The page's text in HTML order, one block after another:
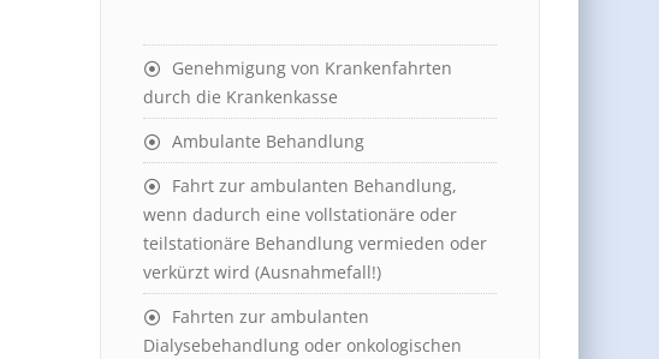
Genehmigung von Krankenfahrten
durch die Krankenkasse
Ambulante Behandlung
Fahrt zur ambulanten Behandlung,
wenn dadurch eine vollstationäre oder
teilstationäre Behandlung vermieden oder
verkürzt wird (Ausnahmefall!)
Fahrten zur ambulanten
Dialysebehandlung oder onkologischen